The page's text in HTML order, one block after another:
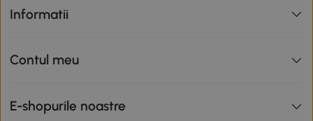
Informatii
Contul meu
E-shopurile noastre